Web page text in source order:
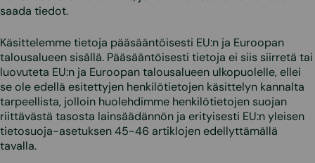
saada tiedot.
Käsittelemme tietoja pääsääntöisesti EU:n ja Euroopan
talousalueen sisällä. Pääsääntöisesti tietoja ei siis siirretä tai
luovuteta EU:n ja Euroopan talousalueen ulkopuolelle, ellei
se ole edellä esitettyjen henkilötietojen käsittelyn kannalta
tarpeellista, jolloin huolehdimme henkilötietojen suojan
riittävästä tasosta lainsäädännön ja erityisesti EU:n yleisen
tietosuoja-asetuksen 45-46 artiklojen edellyttämällä
tavalla.